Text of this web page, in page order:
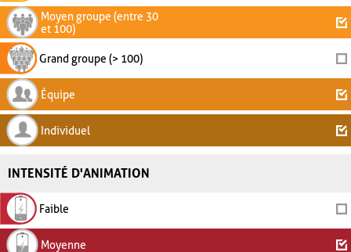
Moyen groupe (entre 30
et 100)
Grand groupe (> 100)
Équipe
Individuel
INTENSITÉ D'ANIMATION
Faible
Moyenne